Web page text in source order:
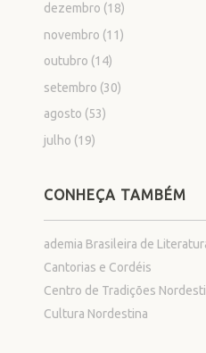
dezembro (18)
novembro (11)
outubro (14)
setembro (30)
agosto (53)
julho (19)
CONHEÇA TAMBÉM
ademia Brasileira de
Cantorias e Cordéis
Centro de Tradições
Cultura Nordestina